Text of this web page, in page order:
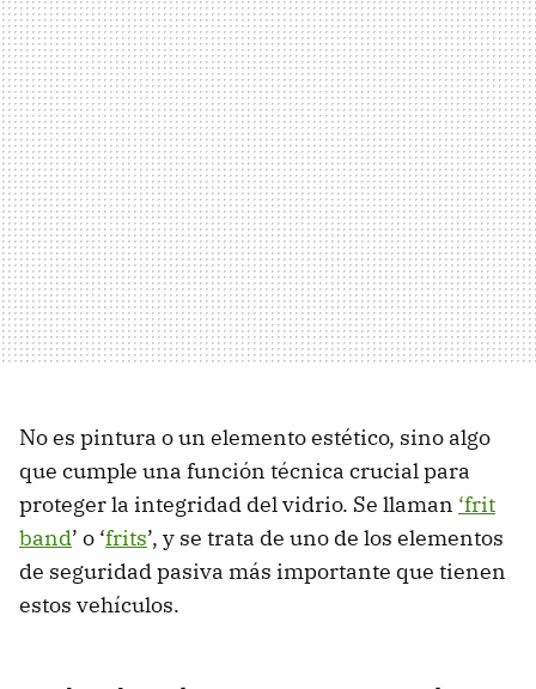
No es pintura o un elemento estético, sino algo
que cumple una función técnica crucial para
proteger la integridad del vidrio. Se llaman ‘frit
band’ o ‘frits’, y se trata de uno de los elementos
de seguridad pasiva más importante que tienen
estos vehículos.